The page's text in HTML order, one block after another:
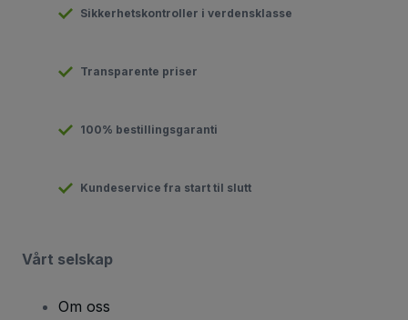
Sikkerhetskontroller i verdensklasse
Transparente priser
100% bestillingsgaranti
Kundeservice fra start til slutt
Vårt selskap
Om oss